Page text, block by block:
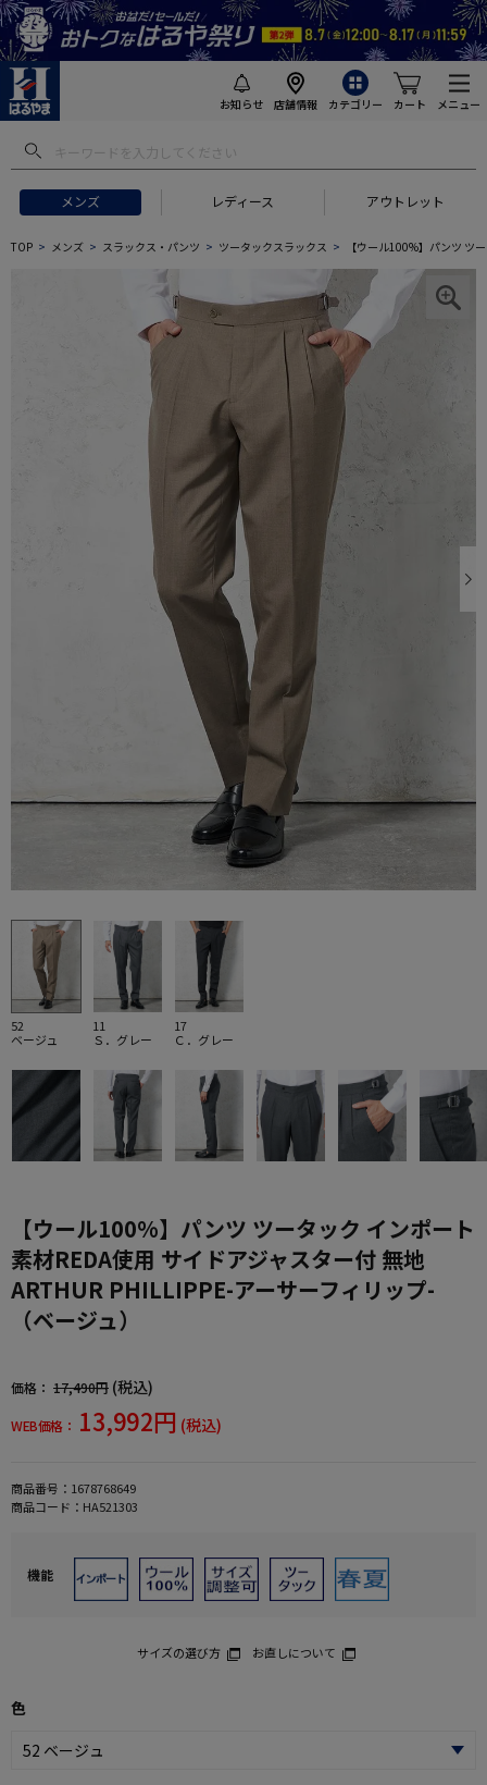
お知らせ 店舗情報 カテゴリー カート メニュー
メンズ レディース アウトレット
TOP メンズ スラックス・パンツ ツータックスラックス 【ウール100%】パンツ ツ
52
ベージュ
11
Ｓ．グレー
17
Ｃ．グレー
【ウール100%】パンツ ツータック インポート
素材REDA使用 サイドアジャスター付 無地
ARTHUR PHILLIPPE-アーサーフィリップ-
（ベージュ）
価格： 17,490円 (税込)
WEB価格： 13,992円 (税込)
商品番号： 1678768649
商品コード： HA521303
機能
サイズの選び方 お直しについて
色